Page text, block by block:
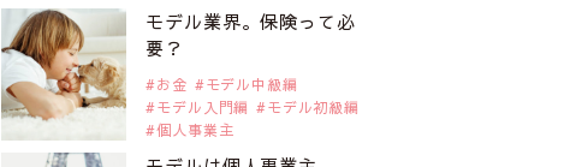
是非ご覧ください。
注目のアジア系モデル
2019年9月29日
注目モデルを1名追加いたしました。
是非ご覧ください。
モデル業界。保険って必
要？
お金
モデル中級編
モデル入門編
モデル初級編
個人事業主